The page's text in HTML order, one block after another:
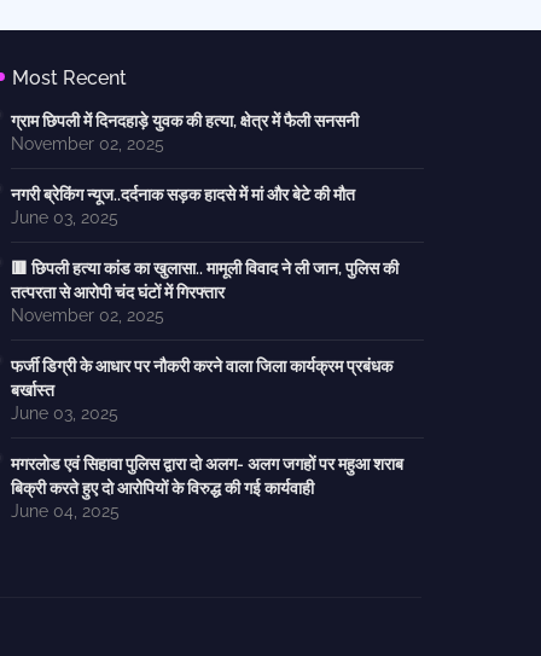
Most Recent
ग्राम छिपली में दिनदहाड़े युवक की हत्या, क्षेत्र में फैली सनसनी
November 02, 2025
नगरी ब्रेकिंग न्यूज..दर्दनाक सड़क हादसे में मां और बेटे की मौत
June 03, 2025
🟥 छिपली हत्या कांड का खुलासा.. मामूली विवाद ने ली जान, पुलिस की
तत्परता से आरोपी चंद घंटों में गिरफ्तार
November 02, 2025
फर्जी डिग्री के आधार पर नौकरी करने वाला जिला कार्यक्रम प्रबंधक
बर्खास्त
June 03, 2025
मगरलोड एवं सिहावा पुलिस द्वारा दो अलग- अलग जगहों पर महुआ शराब
बिक्री करते हुए दो आरोपियों के विरुद्ध की गई कार्यवाही
June 04, 2025